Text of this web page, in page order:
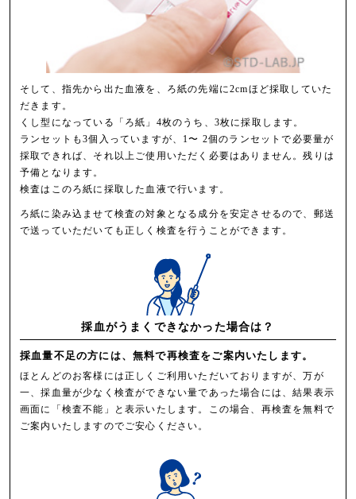
そして、指先から出た血液を、ろ紙の先端に2cmほど採取していた
だきます。
くし型になっている「ろ紙」4枚のうち、3枚に採取します。
ランセットも3個入っていますが、1〜 2個のランセットで必要量が
採取できれば、それ以上ご使用いただく必要はありません。残りは
予備となります。
検査はこのろ紙に採取した血液で行います。
ろ紙に染み込ませて検査の対象となる成分を安定させるので、郵送
で送っていただいても正しく検査を行うことができます。
採血がうまくできなかった場合は？
採血量不足の方には、無料で再検査をご案内いたします。
ほとんどのお客様には正しくご利用いただいておりますが、万が
一、採血量が少なく検査ができない量であった場合には、結果表示
画面に「検査不能」と表示いたします。この場合、再検査を無料で
ご案内いたしますのでご安心ください。